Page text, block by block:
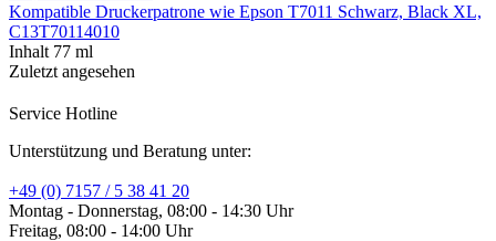
Kompatible Druckerpatrone wie Epson T7011 Schwarz, Black XL,
C13T70114010
Inhalt 77 ml
Zuletzt angesehen
Service Hotline
Unterstützung und Beratung unter:
+49 (0) 7157 / 5 38 41 20
Montag - Donnerstag, 08:00 - 14:30 Uhr
Freitag, 08:00 - 14:00 Uhr